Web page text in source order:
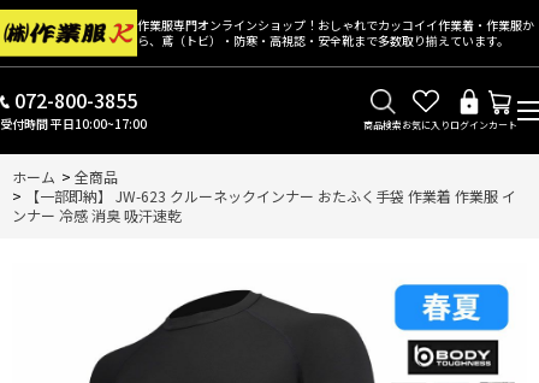
作業服専門オンラインショップ！おしゃれでカッコイイ作業着・作業服か
ら、鳶（トビ）・防寒・高視認・安全靴まで多数取り揃えています。
072-800-3855
受付時間 平日10:00~17:00 商品検索お気に入りログインカート
ホーム > 全商品
>
【一部即納】 JW-623 クルーネックインナー おたふく手袋 作業着 作業服 イ
ンナー 冷感 消臭 吸汗速乾